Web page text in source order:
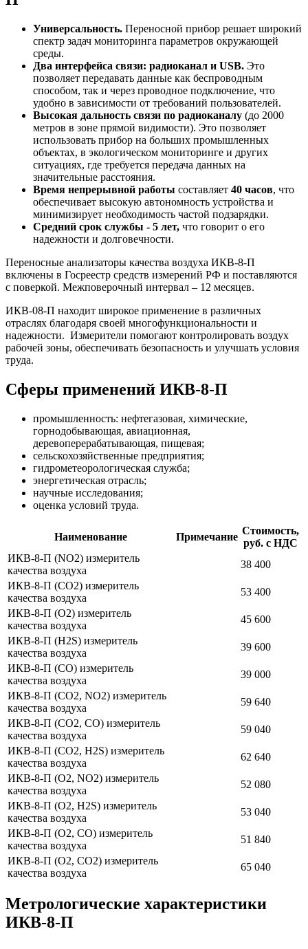
Универсальность. Переносной прибор решает широкий
спектр задач мониторинга параметров окружающей
среды.
Два интерфейса связи: радиоканал и USB. Это
позволяет передавать данные как беспроводным
способом, так и через проводное подключение, что
удобно в зависимости от требований пользователей.
Высокая дальность связи по радиоканалу (до 2000
метров в зоне прямой видимости). Это позволяет
использовать прибор на больших промышленных
объектах, в экологическом мониторинге и других
ситуациях, где требуется передача данных на
значительные расстояния.
Время непрерывной работы составляет 40 часов, что
обеспечивает высокую автономность устройства и
минимизирует необходимость частой подзарядки.
Средний срок службы - 5 лет, что говорит о его
надежности и долговечности.
Переносные анализаторы качества воздуха ИКВ-8-П
включены в Госреестр средств измерений РФ и поставляются
с поверкой. Межповерочный интервал – 12 месяцев.
ИКВ-08-П находит широкое применение в различных
отраслях благодаря своей многофункциональности и
надежности. Измерители помогают контролировать воздух
рабочей зоны, обеспечивать безопасность и улучшать условия
труда.
Сферы применений ИКВ-8-П
промышленность: нефтегазовая, химические,
горнодобывающая, авиационная,
деревоперерабатывающая, пищевая;
сельскохозяйственные предприятия;
гидрометеорологическая служба;
энергетическая отрасль;
научные исследования;
оценка условий труда.
Наименование Примечание
Стоимость,
руб. с НДС
ИКВ-8-П (NO2) измеритель
качества воздуха
38 400
ИКВ-8-П (СО2) измеритель
качества воздуха
53 400
ИКВ-8-П (О2) измеритель
качества воздуха
45 600
ИКВ-8-П (Н2S) измеритель
качества воздуха
39 600
ИКВ-8-П (СО) измеритель
качества воздуха
39 000
ИКВ-8-П (СО2, NO2) измеритель
качества воздуха
59 640
ИКВ-8-П (СО2, СО) измеритель
качества воздуха
59 040
ИКВ-8-П (СО2, H2S) измеритель
качества воздуха
62 640
ИКВ-8-П (О2, NO2) измеритель
качества воздуха
52 080
ИКВ-8-П (О2, H2S) измеритель
качества воздуха
53 040
ИКВ-8-П (О2, СО) измеритель
качества воздуха
51 840
ИКВ-8-П (О2, СО2) измеритель
качества воздуха
65 040
Метрологические характеристики
ИКВ-8-П